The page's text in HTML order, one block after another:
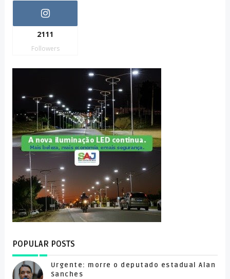
2111
Followers
POPULAR POSTS
Urgente: morre o deputado estadual Alan
Sanches